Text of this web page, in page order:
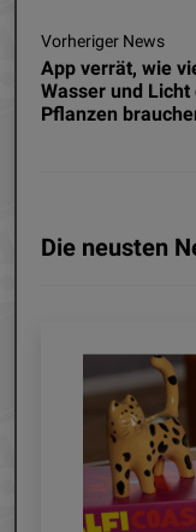
Vorheriger News
App verrät, wie
Wasser und Licht
Pflanzen
Die neusten